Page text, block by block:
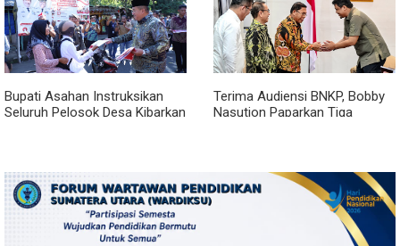
Bupati Asahan Instruksikan
Seluruh Pelosok Desa Kibarkan
Terima Audiensi BNKP, Bobby
Nasution Paparkan Tiga